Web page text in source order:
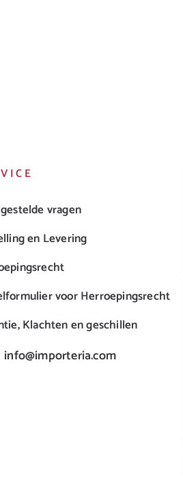
vragen
en Levering
voor Herroepingsrecht
Klachten en geschillen
info@importeria.com